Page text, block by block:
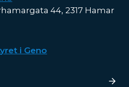
44, 2317 Hamar
i Geno